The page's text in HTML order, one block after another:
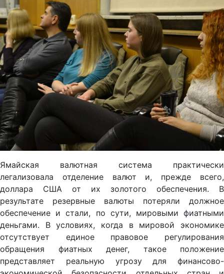
Ямайская валютная система практически
легализовала отделение валют и, прежде всего,
доллара США от их золотого обеспечения. В
результате резервные валюты потеряли должное
обеспечение и стали, по сути, мировыми фиатными
деньгами. В условиях, когда в мировой экономике
отсутствует единое правовое регулирования
обращения фиатных денег, такое положение
представляет реальную угрозу для финансово-